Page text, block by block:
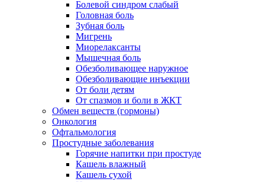
Болевой синдром слабый
Головная боль
Зубная боль
Мигрень
Миорелаксанты
Мышечная боль
Обезболивающее наружное
Обезболивающие инъекции
От боли детям
От спазмов и боли в ЖКТ
Обмен веществ (гормоны)
Онкология
Офтальмология
Простудные заболевания
Горячие напитки при простуде
Кашель влажный
Кашель сухой